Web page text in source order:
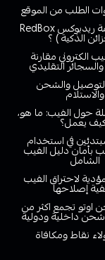
الطلب من الموقع
ما هي خدمة ريدبوكس RedBox
الذكية ) ؟
الكتروني مقارنة
التقليدي
والشحن
والاستلام
حول الفيب: ما هو،
يعمل؟
في استخدام
بأمان دليل الفيب
الشامل
لاحتراق الفيب
إصلاحها
اوتو تجمع اكثر من
نقاط ومكافاة